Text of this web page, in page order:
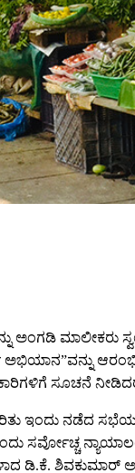
ಅಂಗಡಿ ಮಾಲೀಕರು
ಅಭಿಯಾನ”ವನ್ನು
ಸೂಚನೆ
ಕುರಿತು ಇಂದು ನಡೆದ
ಸರ್ವೋಚ್ಚ
ಡಿ.ಕೆ. ಶಿವಕುಮಾರ್